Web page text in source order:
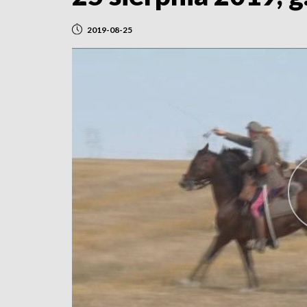
2019-08-25